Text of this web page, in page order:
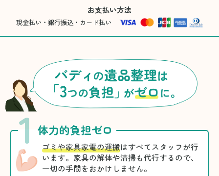
お支払い方法
現金払い・銀行振込・カード払い
1 体力的負担ゼロ
ゴミや家具家電の運搬はすべてスタッフが行
います。家具の解体や清掃も代行するので、
一切の手間をおかけしません。